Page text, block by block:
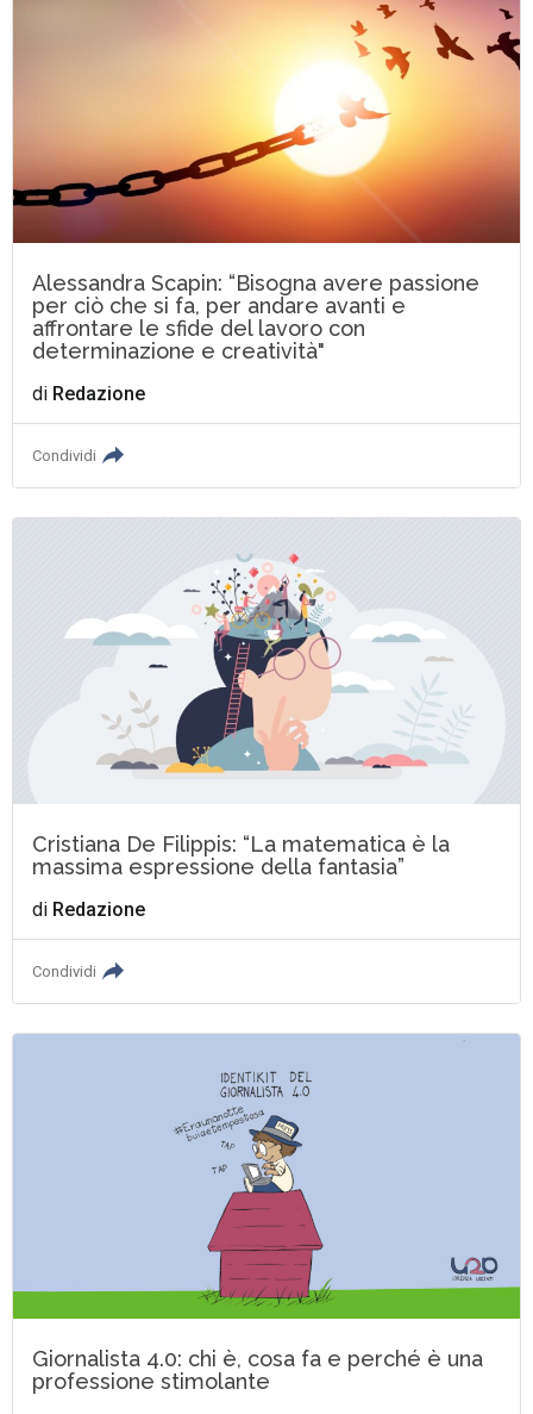
Alessandra Scapin: “Bisogna avere passione
per ciò che si fa, per andare avanti e
affrontare le sfide del lavoro con
determinazione e creatività"
di Redazione
Condividi
Cristiana De Filippis: “La matematica è la
massima espressione della fantasia”
di Redazione
Condividi
Giornalista 4.0: chi è, cosa fa e perché è una
professione stimolante